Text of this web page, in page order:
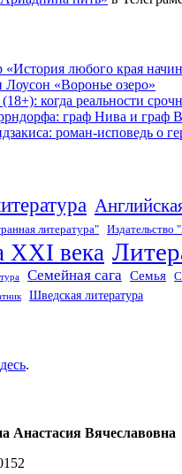
любого края
«Воронье озеро»
когда реальности
граф Нива и граф
роман-исповедь о
литература" Издательство
XXI века
Семейная сага Семья
Шведская литература
.
Анастасия Вячеславовна